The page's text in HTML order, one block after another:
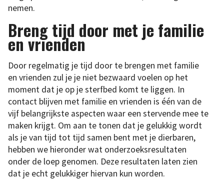
nemen.
Breng tijd door met je familie
en vrienden
Door regelmatig je tijd door te brengen met familie
en vrienden zul je je niet bezwaard voelen op het
moment dat je op je sterfbed komt te liggen. In
contact blijven met familie en vrienden is één van de
vijf belangrijkste aspecten waar een stervende mee te
maken krijgt. Om aan te tonen dat je gelukkig wordt
als je van tijd tot tijd samen bent met je dierbaren,
hebben we hieronder wat onderzoeksresultaten
onder de loep genomen. Deze resultaten laten zien
dat je echt gelukkiger hiervan kun worden.